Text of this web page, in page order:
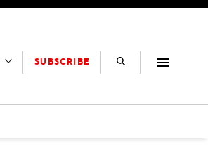
SUBSCRIBE